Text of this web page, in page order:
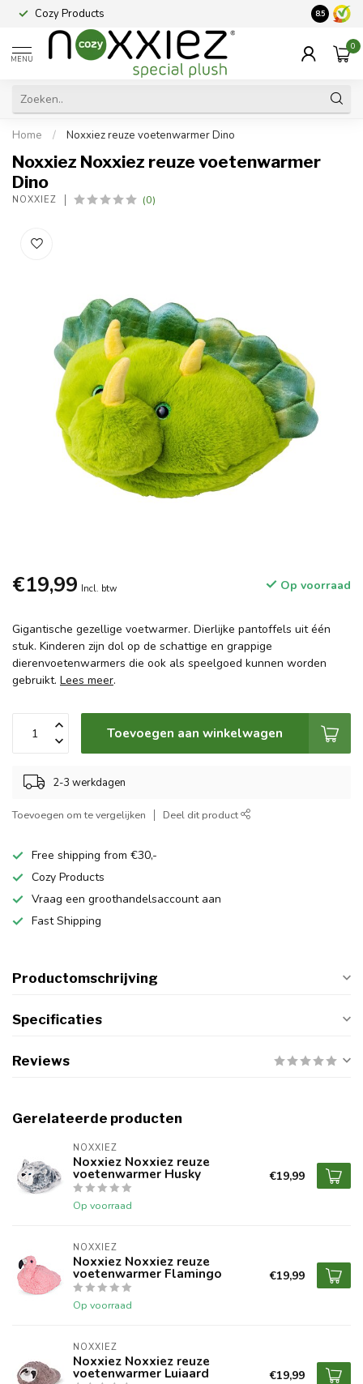
Cozy Products Vraag
8.5
MENU
0
Home / Noxxiez reuze voetenwarmer Dino
Noxxiez Noxxiez reuze voetenwarmer
Dino
NOXXIEZ (0)
€19,99 Incl. btw Op voorraad
Gigantische gezellige voetwarmer. Dierlijke pantoffels uit één
stuk. Kinderen zijn dol op de schattige en grappige
dierenvoetenwarmers die ook als speelgoed kunnen worden
gebruikt. Lees meer.
Toevoegen aan winkelwagen
2-3 werkdagen
Toevoegen om te vergelijken Deel dit product
Free shipping from €30,-
Cozy Products
Vraag een groothandelsaccount aan
Fast Shipping
Productomschrijving
Specificaties
Reviews
Gerelateerde producten
NOXXIEZ
Noxxiez Noxxiez reuze
voetenwarmer Husky
Op voorraad
€19,99
NOXXIEZ
Noxxiez Noxxiez reuze
voetenwarmer Flamingo
Op voorraad
€19,99
NOXXIEZ
Noxxiez Noxxiez reuze
voetenwarmer Luiaard €19,99